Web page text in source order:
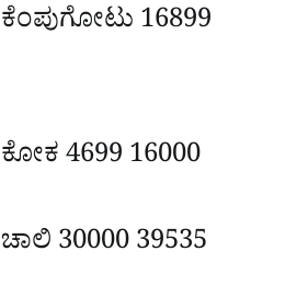
ಕೆಂಪುಗೋಟು 16899
ಕೋಕ4699 16000
ಚಾಲಿ 3000039535